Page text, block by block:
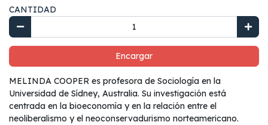
CANTIDAD
Encargar
MELINDA COOPER es profesora de Sociología en la
Universidad de Sídney, Australia. Su investigación está
centrada en la bioeconomía y en la relación entre el
neoliberalismo y el neoconservadurismo norteamericano.